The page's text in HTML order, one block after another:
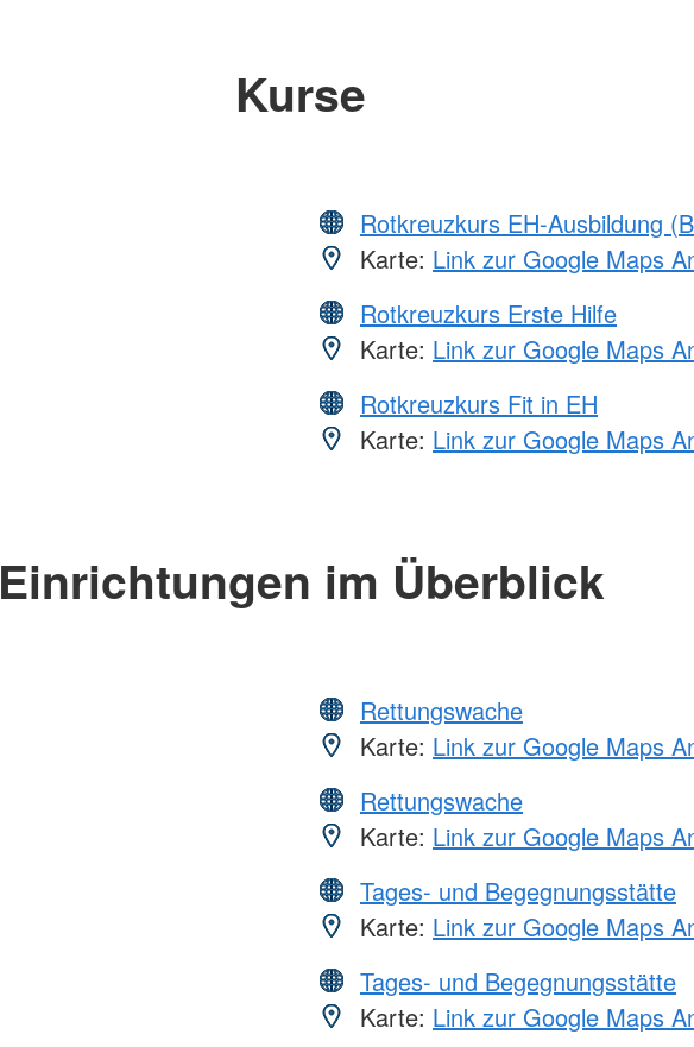
Kurse
Rotkreuzkurs EH-Ausbildung
Karte: Link zur Google Maps
Rotkreuzkurs Erste Hilfe
Karte: Link zur Google Maps
Rotkreuzkurs Fit in EH
Karte: Link zur Google Maps
Einrichtungen im Überblick
Rettungswache
Karte: Link zur Google Maps
Rettungswache
Karte: Link zur Google Maps
Tages- und Begegnungsstätte
Karte: Link zur Google Maps
Tages- und Begegnungsstätte
Karte: Link zur Google Maps